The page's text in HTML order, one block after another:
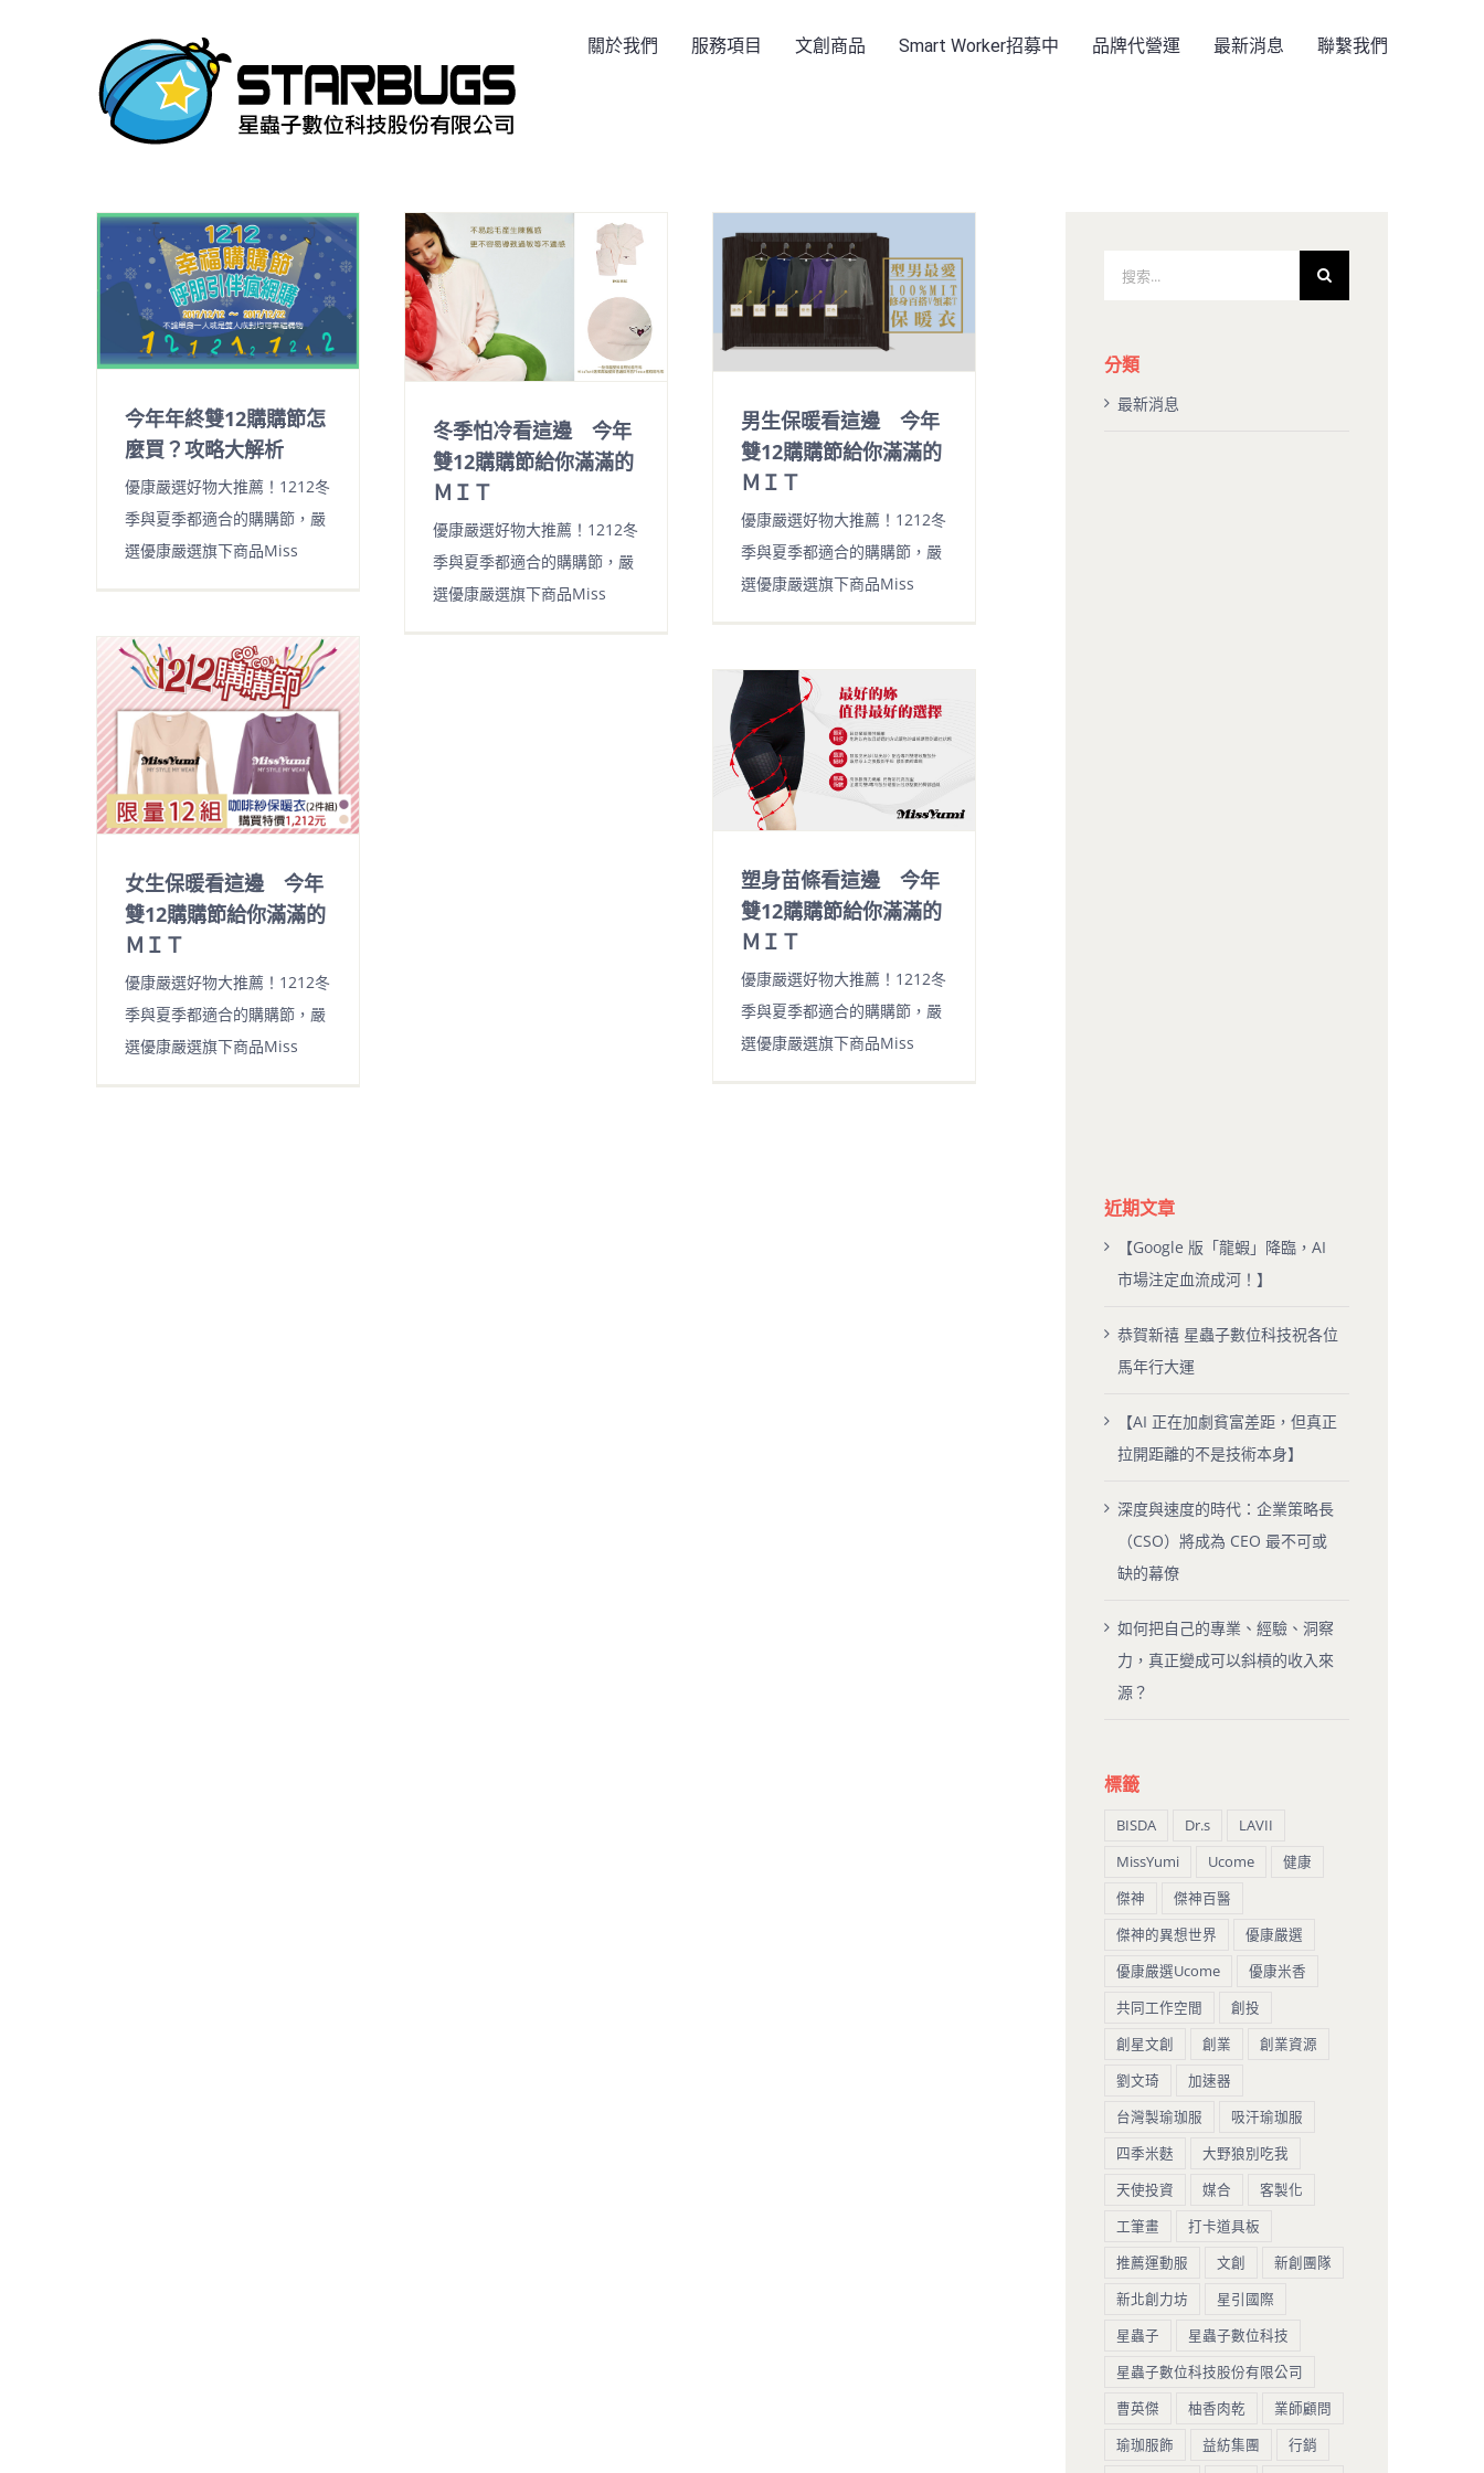
關於我們 服務項目 文創商品 Smart Worker招募中 品牌代營運 最新消息 聯繫我們
今年年終雙12購購節怎
麼買？攻略大解析
優康嚴選好物大推薦！1212冬
季與夏季都適合的購購節，嚴
選優康嚴選旗下商品Miss
冬季怕冷看這邊 今年
雙12購購節給你滿滿的
ＭＩＴ
優康嚴選好物大推薦！1212冬
季與夏季都適合的購購節，嚴
選優康嚴選旗下商品Miss
男生保暖看這邊 今年
雙12購購節給你滿滿的
ＭＩＴ
優康嚴選好物大推薦！1212冬
季與夏季都適合的購購節，嚴
選優康嚴選旗下商品Miss
女生保暖看這邊 今年
雙12購購節給你滿滿的
ＭＩＴ
優康嚴選好物大推薦！1212冬
季與夏季都適合的購購節，嚴
選優康嚴選旗下商品Miss
塑身苗條看這邊 今年
雙12購購節給你滿滿的
ＭＩＴ
優康嚴選好物大推薦！1212冬
季與夏季都適合的購購節，嚴
選優康嚴選旗下商品Miss
果：
分類
最新消息
近期文章
【Google 版「龍蝦」降臨，AI
市場注定血流成河！】
恭賀新禧 星蟲子數位科技祝各位
馬年行大運
【AI 正在加劇貧富差距，但真正
拉開距離的不是技術本身】
深度與速度的時代：企業策略長
（CSO）將成為 CEO 最不可或
缺的幕僚
如何把自己的專業、經驗、洞察
力，真正變成可以斜槓的收入來
源？
標籤
BISDA Dr.s
LAVII
MissYumi
Ucome
健康
傑神
傑神百醫
傑神的異想世界
優康嚴選
優康嚴選Ucome
優康米香
共同工作空間
創投
創星文創
創業
創業資源
劉文琦
加速器
台灣製瑜珈服
吸汗瑜珈服
四季米麩
大野狼別吃我
天使投資
媒合
客製化
工筆畫
打卡道具板
推薦運動服
文創
新創團隊
新北創力坊
星引國際
星蟲子
星蟲子數位科技
星蟲子數位科技股份有限公司
曹英傑
柚香肉乾
業師顧問
瑜珈服飾
益紡集團
行銷